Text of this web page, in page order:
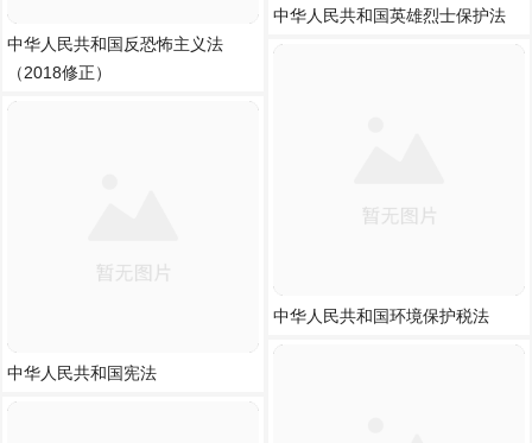
中华人民共和国反恐怖主义法
（2018修正）
中华人民共和国宪法
中华人民共和国英雄烈士保护法
中华人民共和国环境保护税法